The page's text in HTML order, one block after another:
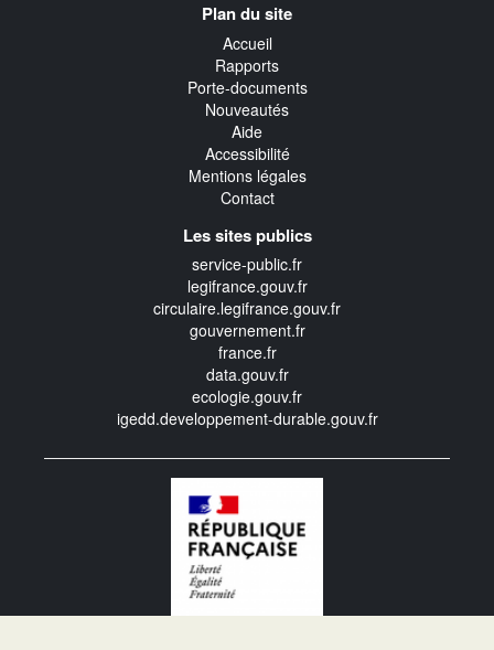
Plan du site
Accueil
Rapports
Porte-documents
Nouveautés
Aide
Accessibilité
Mentions légales
Contact
Les sites publics
service-public.fr
legifrance.gouv.fr
circulaire.legifrance.gouv.fr
gouvernement.fr
france.fr
data.gouv.fr
ecologie.gouv.fr
igedd.developpement-durable.gouv.fr